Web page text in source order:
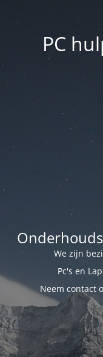
PC
We zijn
Pc's en
Neem contact